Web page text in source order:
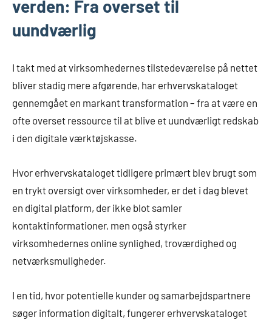
verden: Fra overset til
uundværlig
I takt med at virksomhedernes tilstedeværelse på nettet
bliver stadig mere afgørende, har erhvervskataloget
gennemgået en markant transformation – fra at være en
ofte overset ressource til at blive et uundværligt redskab
i den digitale værktøjskasse.
Hvor erhvervskataloget tidligere primært blev brugt som
en trykt oversigt over virksomheder, er det i dag blevet
en digital platform, der ikke blot samler
kontaktinformationer, men også styrker
virksomhedernes online synlighed, troværdighed og
netværksmuligheder.
I en tid, hvor potentielle kunder og samarbejdspartnere
søger information digitalt, fungerer erhvervskataloget